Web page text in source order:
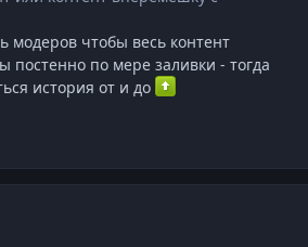
чтобы весь контент
постенно по мере заливки - тогда
история от и до